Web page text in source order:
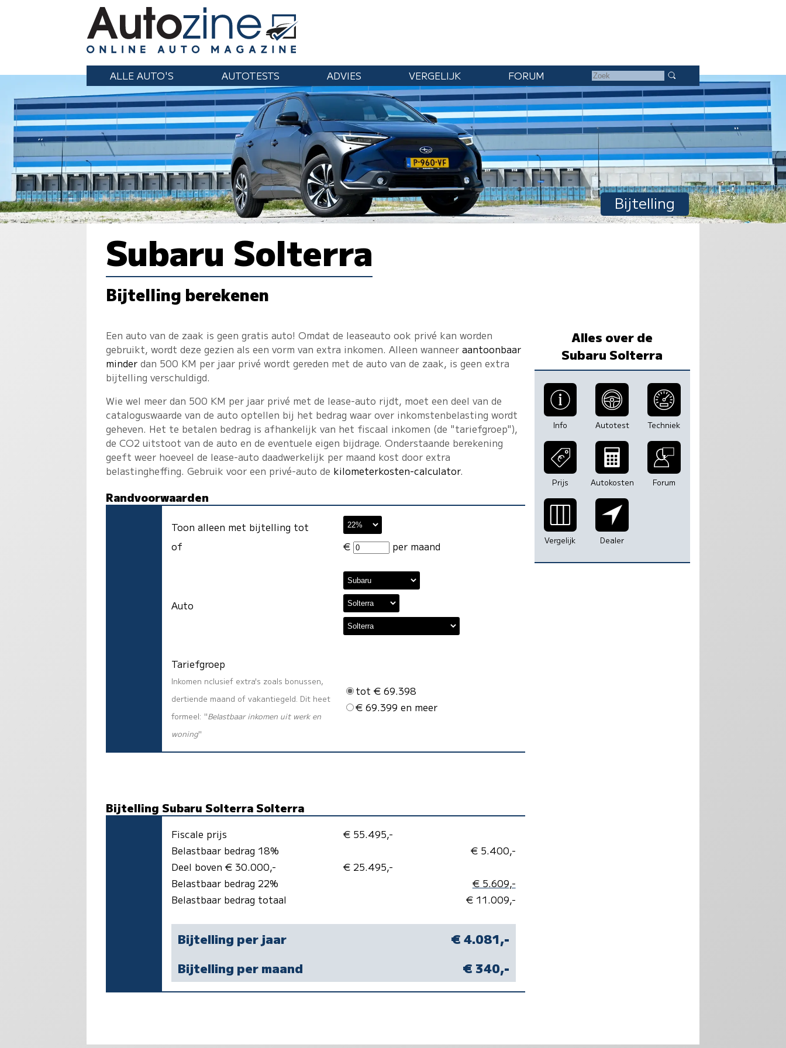
ALLE AUTO'S AUTOTESTS ADVIES VERGELIJK FORUM
Bijtelling
Subaru Solterra
Bijtelling berekenen
Een auto van de zaak is geen gratis auto! Omdat de leaseauto ook privé kan worden
gebruikt, wordt deze gezien als een vorm van extra inkomen. Alleen wanneeraantoonbaar
minder dan 500 KM per jaar privé wordt gereden met de auto van de zaak, is geen extra
bijtelling verschuldigd.
Wie wel meer dan 500 KM per jaar privé met de lease-auto rijdt, moet een deel van de
cataloguswaarde van de auto optellen bij het bedrag waar over inkomstenbelasting wordt
geheven. Het te betalen bedrag is afhankelijk van het fiscaal inkomen (de "tariefgroep"),
de CO2 uitstoot van de auto en de eventuele eigen bijdrage. Onderstaande berekening
geeft weer hoeveel de lease-auto daadwerkelijk per maand kost door extra
belastingheffing. Gebruik voor een privé-auto de kilometerkosten-calculator.
Randvoorwaarden
Toon alleen met bijtelling tot
of
€ per maand
Auto
Tariefgroep
Inkomen nclusief extra's zoals bonussen,
dertiende maand of vakantiegeld. Dit heet
formeel: "Belastbaar inkomen uit werk en
woning"
tot € 69.398
€ 69.399 en meer
Bijtelling Subaru Solterra Solterra
Fiscale prijs
€ 55.495,-
Belastbaar bedrag 18%
€ 5.400,-
Deel boven € 30.000,-
€ 25.495,-
Belastbaar bedrag 22%
€ 5.609,-
Belastbaar bedrag totaal
€ 11.009,-
Bijtelling per jaar
€ 4.081,-
Bijtelling per maand
€ 340,-
Alles over de
Subaru Solterra
Info Autotest Techniek
Prijs Autokosten Forum
Vergelijk Dealer